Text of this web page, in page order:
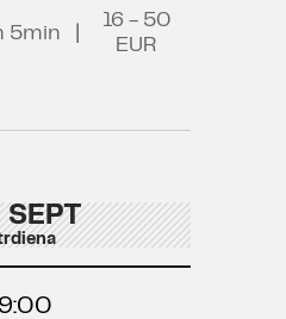
5min
16 - 50
EUR